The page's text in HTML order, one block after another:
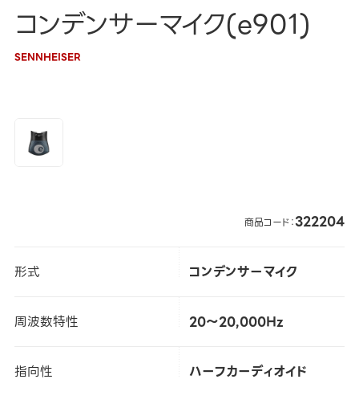
コンデンサーマイク(e901)
SENNHEISER
商品コード：322204
形式 コンデンサーマイク
周波数特性 20～20,000Hz
指向性 ハーフカーディオイド